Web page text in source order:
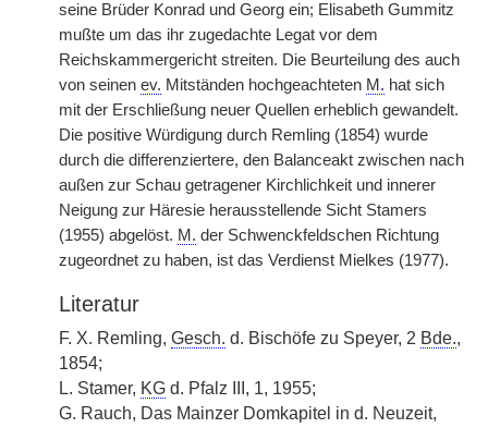
seine Brüder Konrad und Georg ein; Elisabeth Gummitz
mußte um das ihr zugedachte Legat vor dem
Reichskammergericht streiten. Die Beurteilung des auch
von seinen ev. Mitständen hochgeachteten M. hat sich
mit der Erschließung neuer Quellen erheblich gewandelt.
Die positive Würdigung durch Remling (1854) wurde
durch die differenziertere, den Balanceakt zwischen nach
außen zur Schau getragener Kirchlichkeit und innerer
Neigung zur Häresie herausstellende Sicht Stamers
(1955) abgelöst. M. der Schwenckfeldschen Richtung
zugeordnet zu haben, ist das Verdienst Mielkes (1977).
Literatur
F. X. Remling, Gesch. d. Bischöfe zu Speyer, 2 Bde.,
1854;
L. Stamer, KG d. Pfalz III, 1, 1955;
G. Rauch, Das Mainzer Domkapitel in d. Neuzeit,